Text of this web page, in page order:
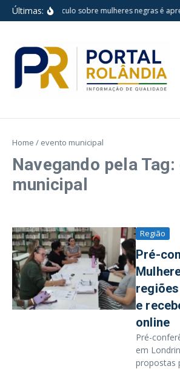
Ir para o conteúdo
Últimas:Espetáculo sobre mulheres negras é
Home / evento municipal
Navegando pela
municipal
Região
Pré-
e
online
Pré-
em
propostas